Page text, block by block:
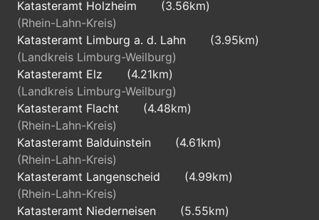
Katasteramt Holzheim
(3.56km)
(Rhein-Lahn-Kreis)
Katasteramt Limburg a. d. Lahn
(3.95km)
(Landkreis Limburg-Weilburg)
Katasteramt Elz
(4.21km)
(Landkreis Limburg-Weilburg)
Katasteramt Flacht
(4.48km)
(Rhein-Lahn-Kreis)
Katasteramt Balduinstein
(4.61km)
(Rhein-Lahn-Kreis)
Katasteramt Langenscheid
(4.99km)
(Rhein-Lahn-Kreis)
Katasteramt Niederneisen
(5.55km)